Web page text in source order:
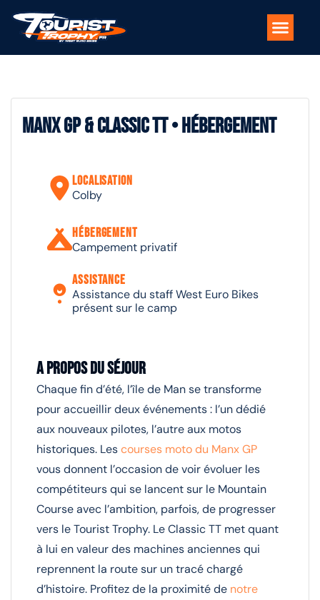
Manx GP & Classic TT • Hébergement
Localisation
Colby
Hébergement
Campement privatif
Assistance
Assistance du staff West Euro Bikes
présent sur le camp
A propos du séjour
Chaque fin d’été, l’île de Man se transforme
pour accueillir deux événements : l’un dédié
aux nouveaux pilotes, l’autre aux motos
historiques. Lescourses moto du Manx GP
vous donnent l’occasion de voir évoluer les
compétiteurs qui se lancent sur le Mountain
Course avec l’ambition, parfois, de progresser
vers le Tourist Trophy. Le Classic TT met quant
à lui en valeur des machines anciennes qui
reprennent la route sur un tracé chargé
d’histoire. Profitez de la proximité de notre